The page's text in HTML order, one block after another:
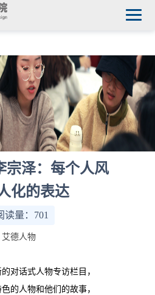
宗泽：每个人风
化的表达
量： 701
艾德人物
对话式人物专访栏目，
的人物和他们的故事，